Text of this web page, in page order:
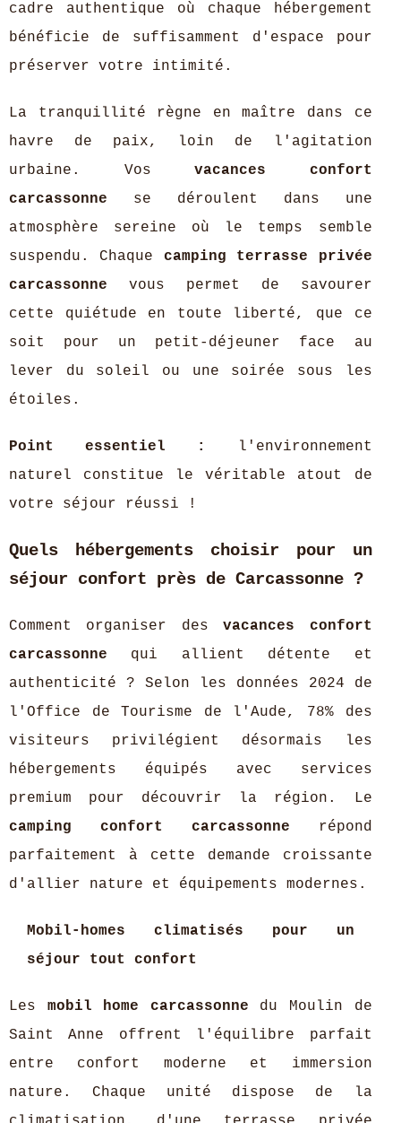
cadre authentique où chaque hébergement
bénéficie de suffisamment d'espace pour
préserver votre intimité.
La tranquillité règne en maître dans ce
havre de paix, loin de l'agitation
urbaine. Vosvacances confort
carcassonne se déroulent dans une
atmosphère sereine où le temps semble
suspendu. Chaque camping terrasse privée
carcassonne vous permet de savourer
cette quiétude en toute liberté, que ce
soit pour un petit-déjeuner face au
lever du soleil ou une soirée sous les
étoiles.
Point essentiel :
l'environnement
naturel constitue le véritable atout de
votre séjour réussi !
Quels hébergements choisir pour un
séjour confort près de Carcassonne ?
Comment organiser desvacances confort
carcassonne qui allient détente et
authenticité ? Selon les données 2024 de
l'Office de Tourisme de l'Aude, 78% des
visiteurs privilégient désormais les
hébergements équipés avec services
premium pour découvrir la région. Le
camping confort carcassonne répond
parfaitement à cette demande croissante
d'allier nature et équipements modernes.
Mobil-homes climatisés pour un
séjour tout confort
Les mobil home carcassonne du Moulin de
Saint Anne offrent l'équilibre parfait
entre confort moderne et immersion
nature. Chaque unité dispose de la